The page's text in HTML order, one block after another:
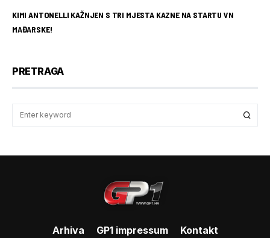
KIMI ANTONELLI KAŽNJEN S TRI MJESTA KAZNE NA STARTU VN
MAĐARSKE!
PRETRAGA
Arhiva GP1 impressum Kontakt